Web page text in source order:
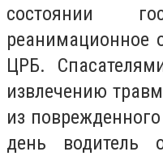
состоянии
реанимационное
ЦРБ.
извлечению
из
день водитель